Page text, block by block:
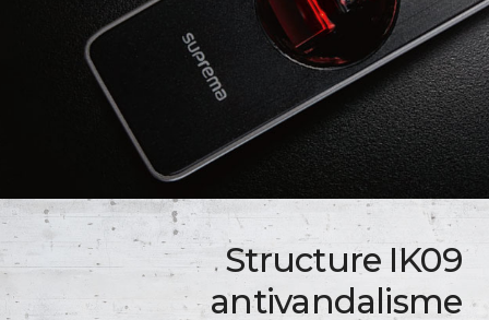
Structure IK09
antivandalisme